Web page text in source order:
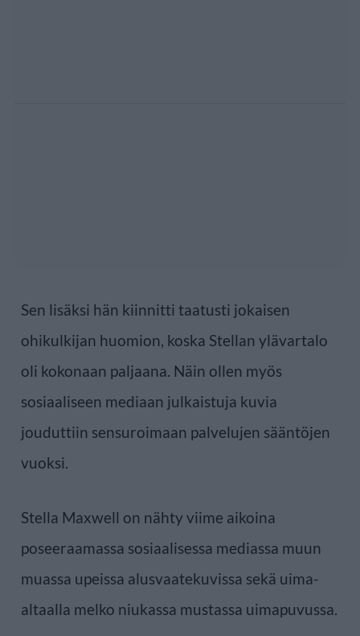
Sen lisäksi hän kiinnitti taatusti jokaisen
ohikulkijan huomion, koska Stellan ylävartalo
oli kokonaan paljaana. Näin ollen myös
sosiaaliseen mediaan julkaistuja kuvia
jouduttiin sensuroimaan palvelujen sääntöjen
vuoksi.
Stella Maxwell on nähty viime aikoina
poseeraamassa sosiaalisessa mediassa muun
muassa upeissa alusvaatekuvissa sekä uima-
altaalla melko niukassa mustassa uimapuvussa.